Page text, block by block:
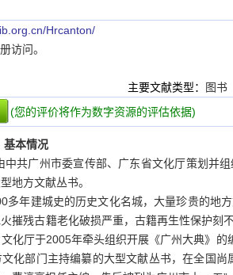
Hrcanton/
访问。
主要文献类型： 图书
(您的评价将作为数字资源的评估依据)
基本情况
中共广州市委宣传部、广东省文化厅策划并
地方文献丛书。
多年建城史的历史文化名城，大量珍贵的地
摧残古籍老化破损严重，古籍再生性保护刻
化厅于2005年牵头组织开展《广州大典》
化部门主持编纂的大型文献丛书，在全国